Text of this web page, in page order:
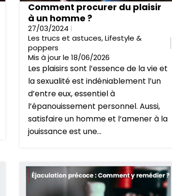
Comment procurer du plaisir
à un homme ?
27/03/2024
Les trucs et astuces,Lifestyle &
poppers
Mis à jour le 18/06/2026
Les plaisirs sont l’essence de la vie et
la sexualité est indéniablement l’un
d’entre eux, essentiel à
l’épanouissement personnel. Aussi,
satisfaire un homme et l‘amener à la
jouissance est une...